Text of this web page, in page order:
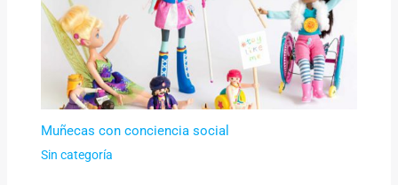
Muñecas con conciencia social
Sin categoría